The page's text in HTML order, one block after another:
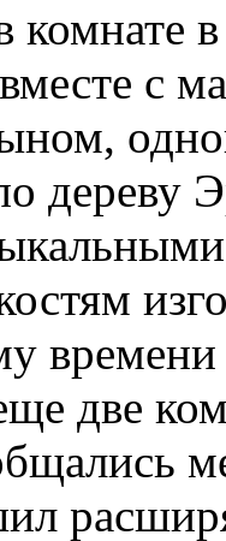
комнате
с
дереву
времени
две